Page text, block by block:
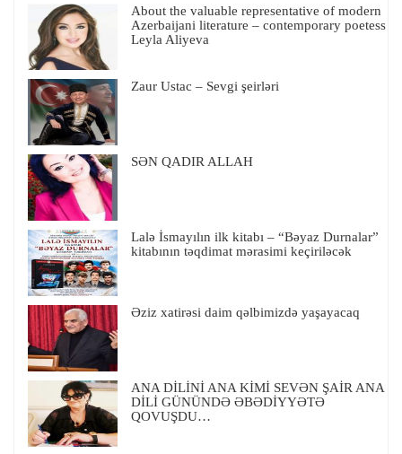
About the valuable representative of modern
Azerbaijani literature – contemporary poetess
Leyla Aliyeva
Zaur Ustac – Sevgi şeirləri
SƏN QADIR ALLAH
Lalə İsmayılın ilk kitabı – “Bəyaz Durnalar”
kitabının təqdimat mərasimi keçiriləcək
Əziz xatirəsi daim qəlbimizdə yaşayacaq
ANA DİLİNİ ANA KİMİ SEVƏN ŞAİR ANA
DİLİ GÜNÜNDƏ ƏBƏDİYYƏTƏ
QOVUŞDU…